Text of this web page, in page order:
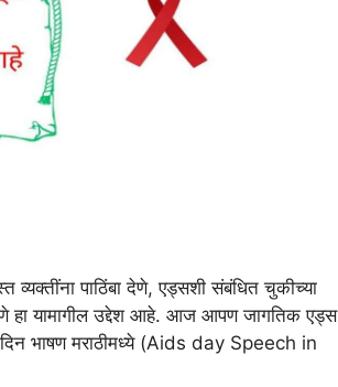
व्यक्तींना पाठिंबा देणे, एड्सशी संबंधित चुकीच्या
हा यामागील उद्देश आहे. आज आपण जागतिक एड्स
भाषण मराठीमध्ये (Aids day Speech in